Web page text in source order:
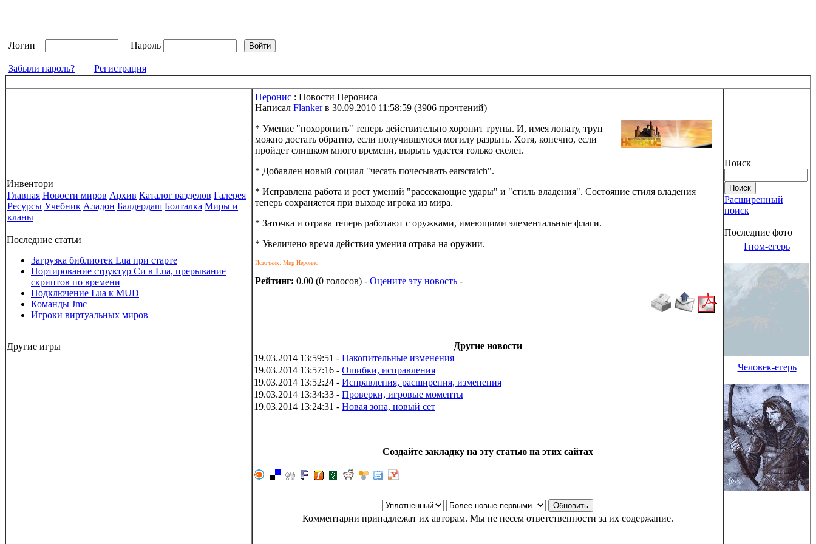
Логин Пароль
Забыли пароль? Регистрация
Инвентори
Главная Новости миров Архив Каталог разделов Галерея
Ресурсы Учебник Аладон Балдердаш Болталка Миры и
кланы
Последние статьи
Загрузка библиотек Lua при старте
Портирование структур Си в Lua, прерывание
скриптов по времени
Подключение Lua к MUD
Команды Jmc
Игроки виртуальных миров
Другие игры
Неронис : Новости Нерониса
Написал Flanker в 30.09.2010 11:58:59 (3906 прочтений)
* Умение "похоронить" теперь действительно хоронит трупы. И, имея лопату, труп
можно достать обратно, если получившуюся могилу разрыть. Хотя, конечно, если
пройдет слишком много времени, вырыть удастся только скелет.
* Добавлен новый социал "чесать почесывать earscratch".
* Исправлена работа и рост умений "рассекающие удары" и "стиль владения". Состояние стиля владения
теперь сохраняется при выходе игрока из мира.
* Заточка и отрава теперь работают с оружками, имеющими элементальные флаги.
* Увеличено время действия умения отрава на оружии.
Источник: Мир Неронис
Рейтинг: 0.00 (0 голосов) - Оцените эту новость -
Другие новости
19.03.2014 13:59:51 - Накопительные изменения
19.03.2014 13:57:16 - Ошибки, исправления
19.03.2014 13:52:24 - Исправления, расширения, изменения
19.03.2014 13:34:33 - Проверки, игровые моменты
19.03.2014 13:24:31 - Новая зона, новый сет
Создайте закладку на эту статью на этих сайтах
Комментарии принадлежат их авторам. Мы не несем ответственности за их содержание.
Поиск
Расширенный
поиск
Последние фото
Гном-егерь
Человек-егерь